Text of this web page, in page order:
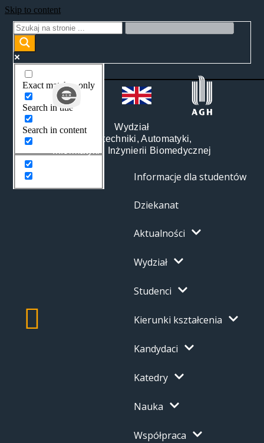
Skip to content
Exact matches only
Search in title
Search in content
Wydział
Elektrotechniki, Automatyki,
Informatyki i Inżynierii Biomedycznej
Informacje dla studentów
Dziekanat
Aktualności
Wydział
Studenci
Kierunki kształcenia
Kandydaci
Katedry
Nauka
Współpraca